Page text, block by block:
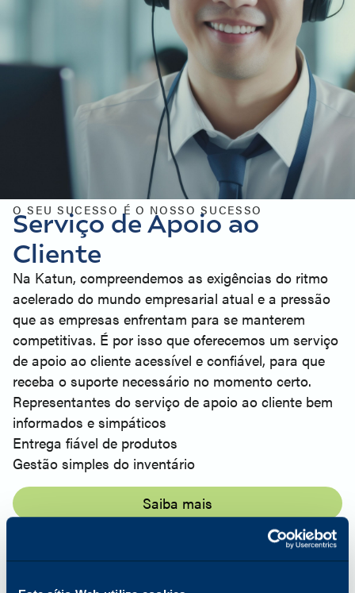
O SEU SUCESSO É O NOSSO SUCESSO
Serviço de Apoio ao
Cliente
Na Katun, compreendemos as exigências do ritmo
acelerado do mundo empresarial atual e a pressão
que as empresas enfrentam para se manterem
competitivas. É por isso que oferecemos um serviço
de apoio ao cliente acessível e confiável, para que
receba o suporte necessário no momento certo.
Representantes do serviço de apoio ao cliente bem
informados e simpáticos
Entrega fiável de produtos
Gestão simples do inventário
Saiba mais